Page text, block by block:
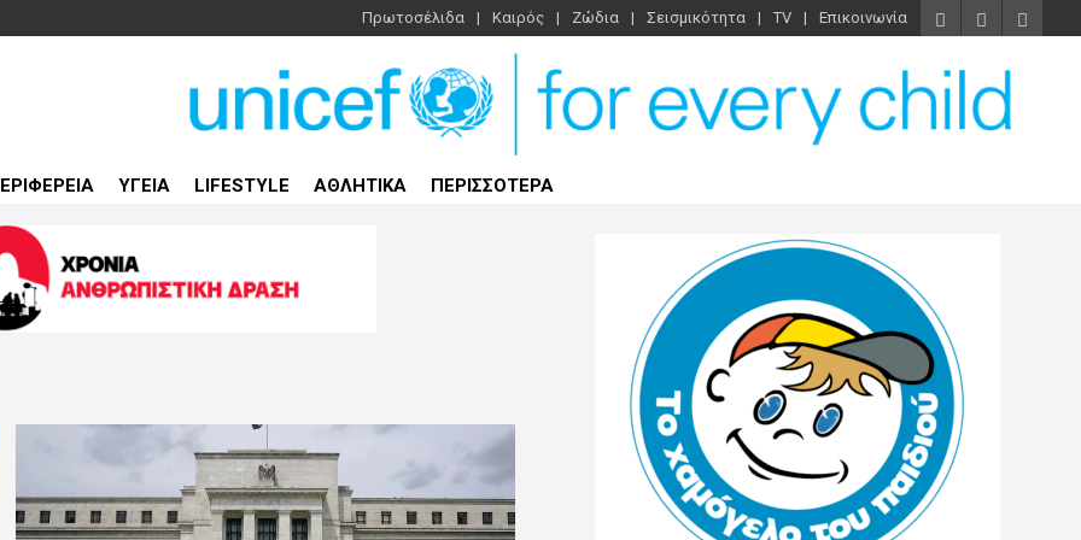
Πρωτοσέλιδα Καιρός Ζώδια Σεισμικότητα TV Επικοινωνία
ΥΓΕΙΑ LIFESTYLE ΑΘΛΗΤΙΚΑ ΠΕΡΙΣΣΟΤΕΡΑ